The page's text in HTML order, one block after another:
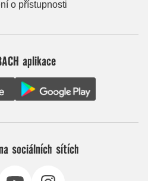
o přístupnosti
aplikace
na sociálních sítích